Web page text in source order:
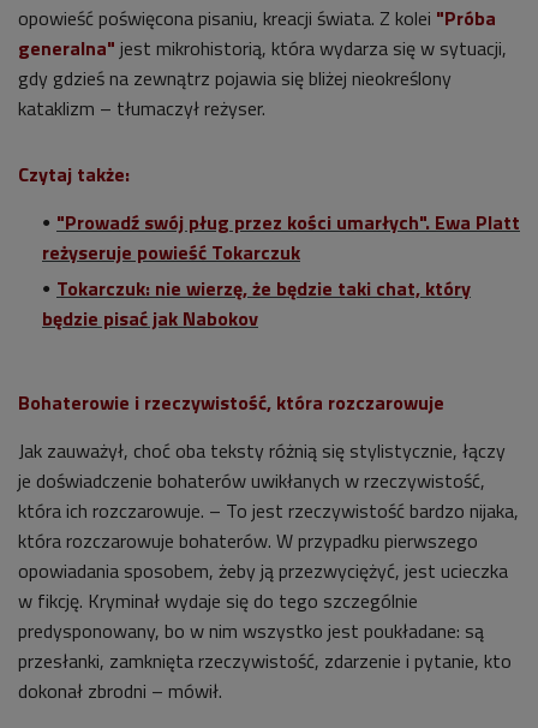
opowieść poświęcona pisaniu, kreacji świata. Z kolei "Próba
generalna" jest mikrohistorią, która wydarza się w sytuacji,
gdy gdzieś na zewnątrz pojawia się bliżej nieokreślony
kataklizm – tłumaczył reżyser.
Czytaj także:
"Prowadź swój pług przez kości umarłych". Ewa Platt
reżyseruje powieść Tokarczuk
Tokarczuk: nie wierzę, że będzie taki chat, który
będzie pisać jak Nabokov
Bohaterowie i rzeczywistość, która rozczarowuje
Jak zauważył, choć oba teksty różnią się stylistycznie, łączy
je doświadczenie bohaterów uwikłanych w rzeczywistość,
która ich rozczarowuje. – To jest rzeczywistość bardzo nijaka,
która rozczarowuje bohaterów. W przypadku pierwszego
opowiadania sposobem, żeby ją przezwyciężyć, jest ucieczka
w fikcję. Kryminał wydaje się do tego szczególnie
predysponowany, bo w nim wszystko jest poukładane: są
przesłanki, zamknięta rzeczywistość, zdarzenie i pytanie, kto
dokonał zbrodni – mówił.